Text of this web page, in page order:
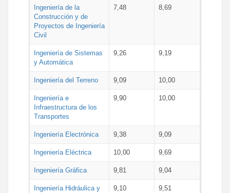
Ingeniería de la
Construcción y de
Proyectos de Ingeniería
Civil
7,48 8,69
Ingeniería de Sistemas
y Automática
9,26 9,19
Ingeniería del Terreno 9,09 10,00
Ingeniería e
Infraestructura de los
Transportes
9,90 10,00
Ingeniería Electrónica 9,38 9,09
Ingeniería Eléctrica 10,00 9,69
Ingeniería Gráfica 9,81 9,04
Ingeniería Hidráulica y
9,10 9,51